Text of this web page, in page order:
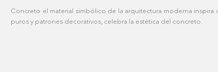
Concreto el material simbólico de la arquitectura moderna
puros y patrones decorativos, celebra la estética del concreto.